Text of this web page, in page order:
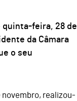
quinta-feira, 28 de
da Câmara
o seu
novembro, realizou-